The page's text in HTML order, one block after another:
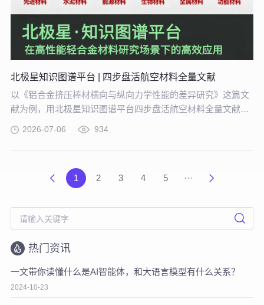
北极星知识图谱平台 | 四步盘活航空材料全量文献
以《铝合金挤压棒材横向与纵向力学性能的差异研究》这篇文
献为例，用北极星知识图谱平台四步盘活航空材料全量文献。
告别人工逐条标注、清洗的低效方式。
2026-07-06 934
1 2 3 4 5 ···
热门资讯
一文带你读懂什么是AI智能体，和大语言模型有什么关系？
2024-10-23